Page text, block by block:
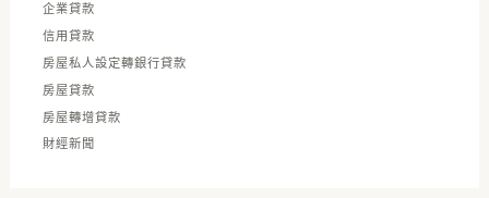
企業貸款
信用貸款
房屋私人設定轉銀行貸款
房屋貸款
房屋轉增貸款
財經新聞